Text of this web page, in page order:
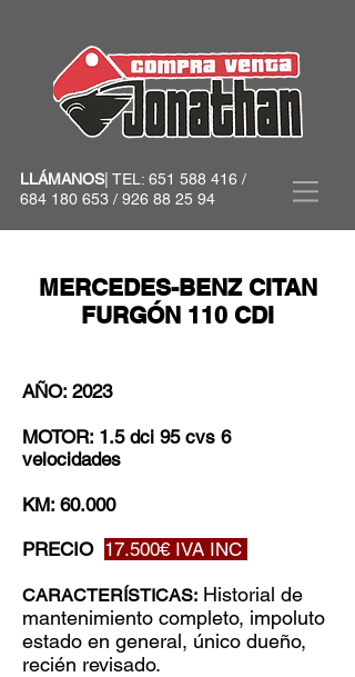
LLÁMANOS| TEL: 651 588 416 /
684 180 653 / 926 88 25 94
MERCEDES-BENZ CITAN
FURGÓN 110 CDI
AÑO: 2023
MOTOR: 1.5 dci 95 cvs 6
velocidades
KM: 60.000
PRECIO 17.500€ IVA INC
CARACTERÍSTICAS: Historial de
mantenimiento completo, impoluto
estado en general, único dueño,
recién revisado.